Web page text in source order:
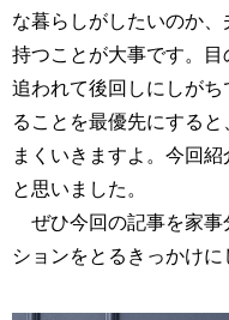
な暮らしがしたいのか
持つことが大事です。
追われて後回しにしが
ることを最優先にする
まくいきますよ。今回
と思いました。
ぜひ今回の記事を家事
ションをとるきっかけに